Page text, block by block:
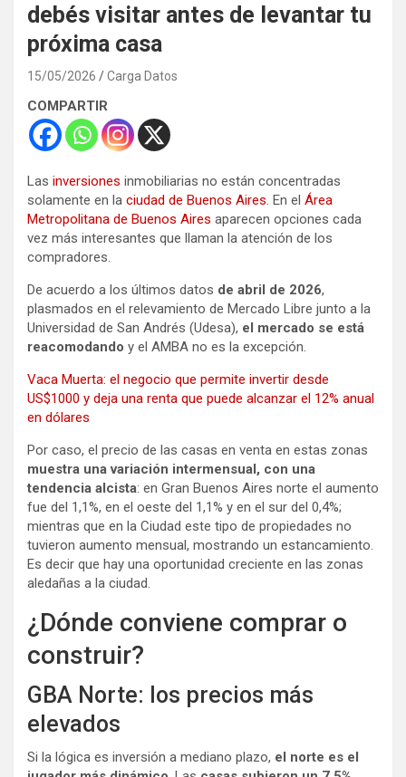
debés visitar antes de levantar tu
próxima casa
15/05/2026 Carga Datos
COMPARTIR
Las inversiones inmobiliarias no están concentradas
solamente en la ciudad de Buenos Aires . En el Área
Metropolitana de Buenos Aires aparecen opciones cada
vez más interesantes que llaman la atención de los
compradores.
De acuerdo a los últimos datos de abril de 2026,
plasmados en el relevamiento de Mercado Libre junto a la
Universidad de San Andrés (Udesa), el mercado se está
reacomodando y el AMBA no es la excepción.
Vaca Muerta: el negocio que permite invertir desde
US$1000 y deja una renta que puede alcanzar el 12% anual
en dólares
Por caso, el precio de las casas en venta en estas zonas
muestra una variación intermensual, con una
tendencia alcista: en Gran Buenos Aires norte el aumento
fue del 1,1%, en el oeste del 1,1% y en el sur del 0,4%;
mientras que en la Ciudad este tipo de propiedades no
tuvieron aumento mensual, mostrando un estancamiento.
Es decir que hay una oportunidad creciente en las zonas
aledañas a la ciudad.
¿Dónde conviene comprar o
construir?
GBA Norte: los precios más
elevados
Si la lógica es inversión a mediano plazo, el norte es el